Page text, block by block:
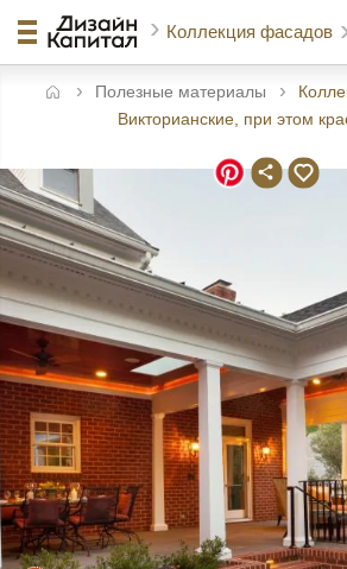
Коллекция фасадов
Полезные материалы
Викторианские, при этом